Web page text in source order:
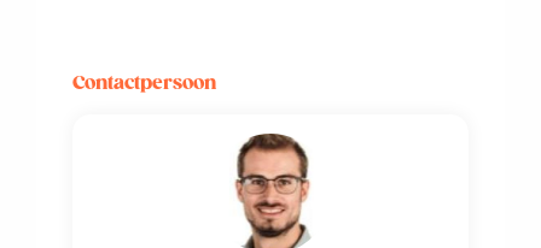
Contactpersoon